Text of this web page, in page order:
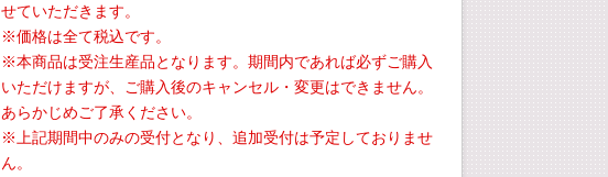
せていただきます。
※価格は全て税込です。
※本商品は受注生産品となります。期間内であれば必ずご購入
いただけますが、ご購入後のキャンセル・変更はできません。
あらかじめご了承ください。
※上記期間中のみの受付となり、追加受付は予定しておりませ
ん。